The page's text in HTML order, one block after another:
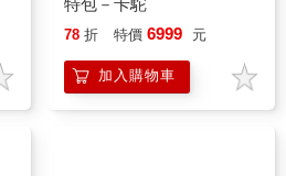
特包－卡駝
78 折 特價 6999 元
加入購物車